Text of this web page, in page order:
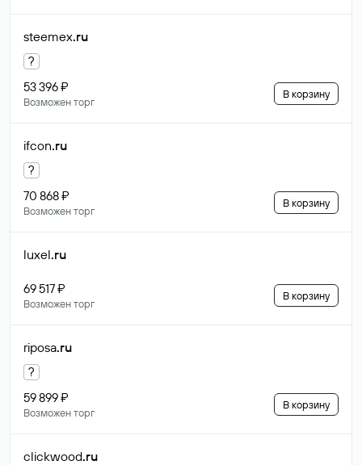
steemex.ru
?
53 396 ₽
Возможен торг
В корзину
ifcon.ru
?
70 868 ₽
Возможен торг
В корзину
luxel.ru
69 517 ₽
Возможен торг
В корзину
riposa.ru
?
59 899 ₽
Возможен торг
В корзину
clickwood.ru